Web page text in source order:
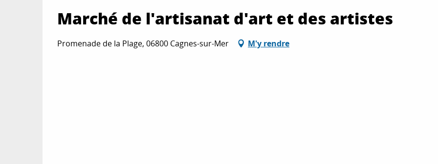
Marché de l'artisanat d'art et des artistes
Promenade de la Plage, 06800 Cagnes-sur-Mer M'y rendre